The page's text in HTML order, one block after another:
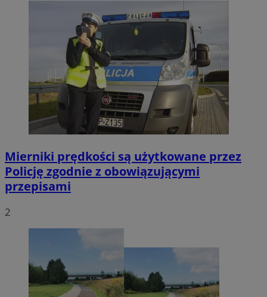
Mierniki prędkości są użytkowane przez
Policję zgodnie z obowiązującymi
przepisami
2